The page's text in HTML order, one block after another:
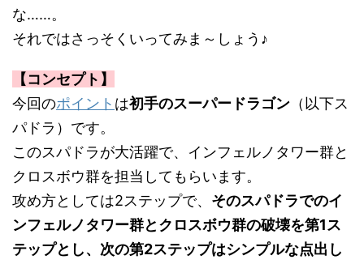
な……。
それではさっそくいってみま～しょう♪
【コンセプト】
今回のポイント は初手のスーパードラゴン （以下ス
パドラ）です。
このスパドラが大活躍で、インフェルノタワー群と
クロスボウ群を担当してもらいます。
攻め方としては2ステップで、 そのスパドラでのイ
ンフェルノタワー群とクロスボウ群の破壊を第1ス
テップとし、次の第2ステップはシンプルな点出し